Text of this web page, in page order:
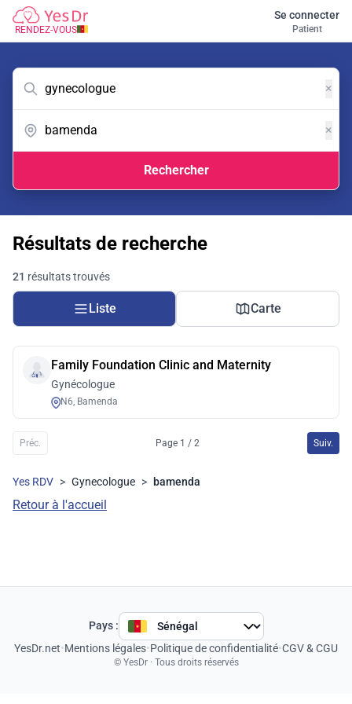
RENDEZ-VOUS
Se connecter
Patient
×
×
Rechercher
Résultats de recherche
21 résultats trouvés
Liste Carte
Family Foundation Clinic and Maternity
Gynécologue
N6, Bamenda
Préc. Page 1 / 2 Suiv.
Yes RDV > Gynecologue > bamenda
Retour à l'accueil
Pays :
YesDr.net•Mentions légales•Politique de confidentialité•CGV & CGU
© YesDr · Tous droits réservés